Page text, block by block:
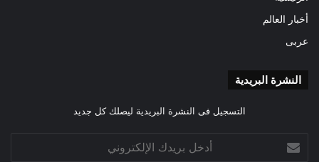
أخبار العالم
عربى
النشرة البريدية
التسجيل فى النشرة البريدية ليصلك كل جديد
بريدك